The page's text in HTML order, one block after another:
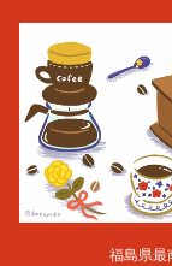
福島県最